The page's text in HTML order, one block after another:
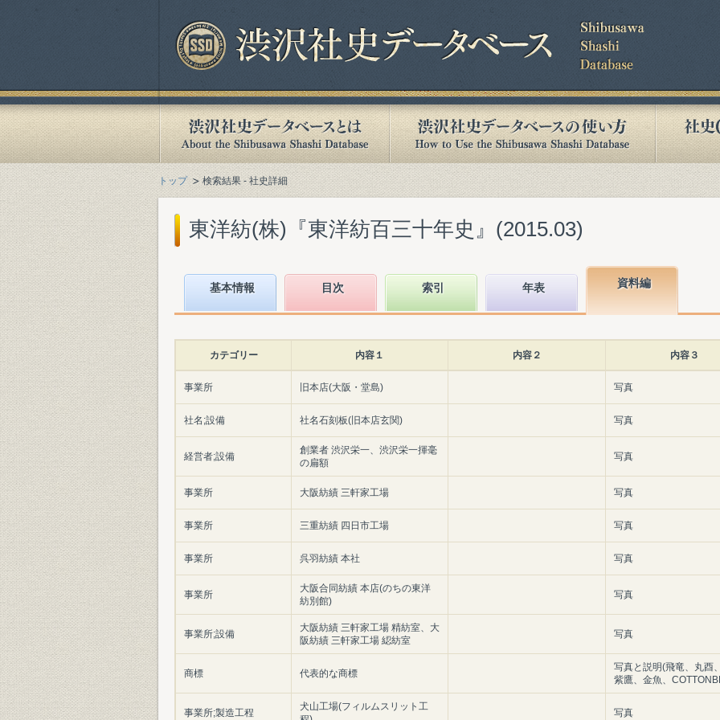
トップ 検索結果 - 社史詳細
東洋紡(株)『東洋紡百三十年史』(2015.03)
基本情報 目次 索引 年表 資料編
カテゴリー 内容１ 内容２ 内容３
事業所 旧本店(大阪・堂島) 写真
社名;設備 社名石刻板(旧本店玄関) 写真
経営者;設備
創業者 渋沢栄一、渋沢栄一揮毫
の扁額
写真
事業所 大阪紡績 三軒家工場 写真
事業所 三重紡績 四日市工場 写真
事業所 呉羽紡績 本社 写真
事業所
大阪合同紡績 本店(のちの東洋
紡別館)
写真
事業所;設備
大阪紡績 三軒家工場 精紡室、大
阪紡績 三軒家工場 綛紡室
写真
商標 代表的な商標
写真と説明(飛竜、丸酉
紫鷹、金魚、
事業所;製造工程
犬山工場(フィルムスリット工
写真